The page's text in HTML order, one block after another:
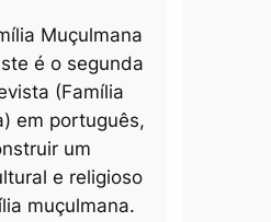
Muçulmana
é o segunda
(Família
em português,
um
e religioso
muçulmana.